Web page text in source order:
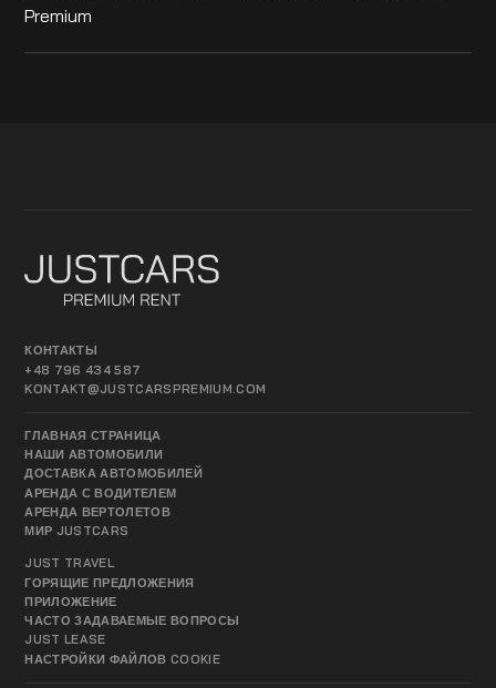
Premium
КОНТАКТЫ
+48 796 434 587
KONTAKT@JUSTCARSPREMIUM.COM
ГЛАВНАЯ СТРАНИЦА
НАШИ АВТОМОБИЛИ
ДОСТАВКА АВТОМОБИЛЕЙ
АРЕНДА С ВОДИТЕЛЕМ
АРЕНДА ВЕРТОЛЕТОВ
МИР JUSTCARS
JUST TRAVEL
ГОРЯЩИЕ ПРЕДЛОЖЕНИЯ
ПРИЛОЖЕНИЕ
ЧАСТО ЗАДАВАЕМЫЕ ВОПРОСЫ
JUST LEASE
НАСТРОЙКИ ФАЙЛОВ COOKIE